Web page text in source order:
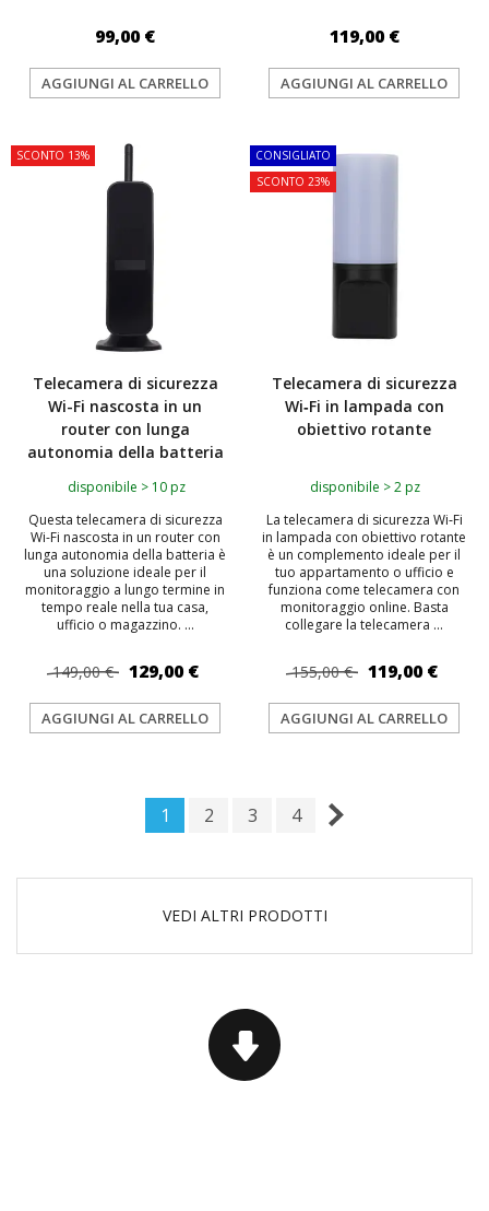
99,00 €
AGGIUNGI AL CARRELLO
119,00 €
AGGIUNGI AL CARRELLO
SCONTO 13%
Telecamera di sicurezza
Wi-Fi nascosta in un
router con lunga
autonomia della batteria
disponibile > 10 pz
Questa telecamera di sicurezza
Wi-Fi nascosta in un router con
lunga autonomia della batteria è
una soluzione ideale per il
monitoraggio a lungo termine in
tempo reale nella tua casa,
ufficio o magazzino. ...
149,00 € 129,00 €
AGGIUNGI AL CARRELLO
CONSIGLIATO
SCONTO 23%
Telecamera di sicurezza
Wi‑Fi in lampada con
obiettivo rotante
disponibile > 2 pz
La telecamera di sicurezza Wi‑Fi
in lampada con obiettivo rotante
è un complemento ideale per il
tuo appartamento o ufficio e
funziona come telecamera con
monitoraggio online. Basta
collegare la telecamera ...
155,00 € 119,00 €
AGGIUNGI AL CARRELLO
1 2 3 4
VEDI ALTRI PRODOTTI